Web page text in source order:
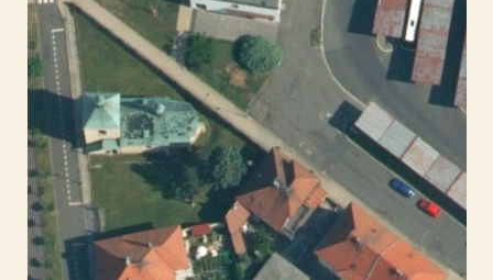
Louny
50.354689
13.803691
Socha